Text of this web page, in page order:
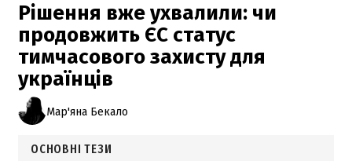
Рішення вже ухвалили: чи
продовжить ЄС статус
тимчасового захисту для
українців
Мар'яна Бекало
ОСНОВНІ ТЕЗИ